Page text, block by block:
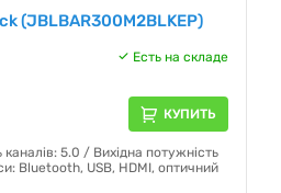
(JBLBAR300M2BLKEP)
Есть на складе
КУПИТЬ
5.0 / Вихідна потужність
Bluetooth, USB, HDMI, оптичний